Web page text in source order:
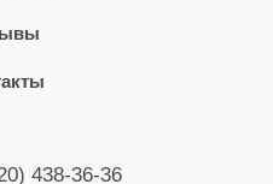
438-36-36